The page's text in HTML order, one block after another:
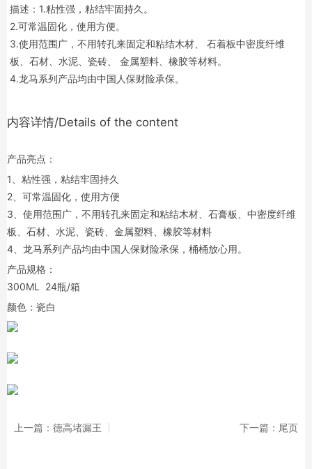
描述：1.粘性强，粘结牢固持久。
2.可常温固化，使用方便。
3.使用范围广，不用转孔来固定和粘结木材、 石着板中密度纤维
板、石材、水泥、瓷砖、 金属塑料、橡胶等材料。
4.龙马系列产品均由中国人保财险承保。
内容详情/Details of the content
产品亮点：
1、粘性强，粘结牢固持久
2、可常温固化，使用方便
3、使用范围广，不用转孔来固定和粘结木材、石膏板、中密度纤维
板、石材、水泥、瓷砖、金属塑料、橡胶等材料
4、龙马系列产品均由中国人保财险承保，桶桶放心用。
产品规格：
300ML 24瓶/箱
颜色：瓷白
上一篇：德高堵漏王 下一篇：尾页